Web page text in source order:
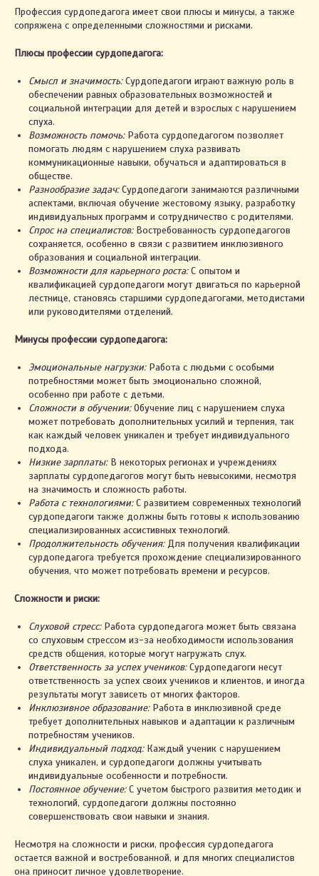
Профессия сурдопедагога имеет свои плюсы и минусы, а также
сопряжена с определенными сложностями и рисками.
Плюсы профессии сурдопедагога:
Смысл и значимость:Сурдопедагоги играют важную роль в
обеспечении равных образовательных возможностей и
социальной интеграции для детей и взрослых с нарушением
слуха.
Возможность помочь: Работа сурдопедагогом позволяет
помогать людям с нарушением слуха развивать
коммуникационные навыки, обучаться и адаптироваться в
обществе.
Разнообразие задач:Сурдопедагоги занимаются различными
аспектами, включая обучение жестовому языку, разработку
индивидуальных программ и сотрудничество с родителями.
Спрос на специалистов:Востребованность сурдопедагогов
сохраняется, особенно в связи с развитием инклюзивного
образования и социальной интеграции.
Возможности для карьерного роста:С опытом и
квалификацией сурдопедагоги могут двигаться по карьерной
лестнице, становясь старшими сурдопедагогами, методистами
или руководителями отделений.
Минусы профессии сурдопедагога:
Эмоциональные нагрузки:Работа с людьми с особыми
потребностями может быть эмоционально сложной,
особенно при работе с детьми.
Сложности в обучении:Обучение лиц с нарушением слуха
может потребовать дополнительных усилий и терпения, так
как каждый человек уникален и требует индивидуального
подхода.
Низкие зарплаты: В некоторых регионах и учреждениях
зарплаты сурдопедагогов могут быть невысокими, несмотря
на значимость и сложность работы.
Работа с технологиями:С развитием современных технологий
сурдопедагоги также должны быть готовы к использованию
специализированных ассистивных технологий.
Продолжительность обучения:Для получения квалификации
сурдопедагога требуется прохождение специализированного
обучения, что может потребовать времени и ресурсов.
Сложности и риски:
Слуховой стресс:Работа сурдопедагога может быть связана
со слуховым стрессом из-за необходимости использования
средств общения, которые могут нагружать слух.
Ответственность за успех учеников:Сурдопедагоги несут
ответственность за успех своих учеников и клиентов, и иногда
результаты могут зависеть от многих факторов.
Инклюзивное образование:Работа в инклюзивной среде
требует дополнительных навыков и адаптации к различным
потребностям учеников.
Индивидуальный подход:Каждый ученик с нарушением
слуха уникален, и сурдопедагоги должны учитывать
индивидуальные особенности и потребности.
Постоянное обучение:С учетом быстрого развития методик и
технологий, сурдопедагоги должны постоянно
совершенствовать свои навыки и знания.
Несмотря на сложности и риски, профессия сурдопедагога
остается важной и востребованной, и для многих специалистов
она приносит личное удовлетворение.